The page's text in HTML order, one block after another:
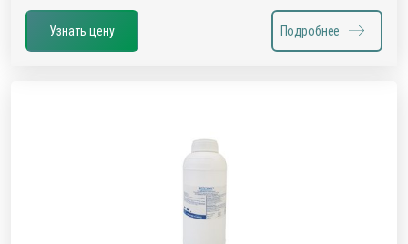
Узнать цену Подробнее